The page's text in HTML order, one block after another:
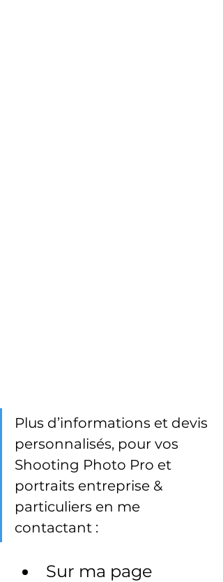
Plus d’informations et devis
personnalisés, pour vos
Shooting Photo Pro et
portraits entreprise &
particuliers en me
contactant :
Sur ma page